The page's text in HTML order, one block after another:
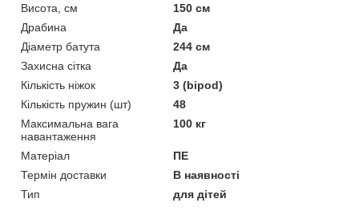
Висота, см
150 см
Драбина
Да
Діаметр батута
244 см
Захисна сітка
Да
Кількість ніжок
3 (bipod)
Кількість пружин (шт)
48
Максимальна вага
навантаження
100 кг
Матеріал
ПЕ
Термін доставки
В наявності
Тип
для дітей